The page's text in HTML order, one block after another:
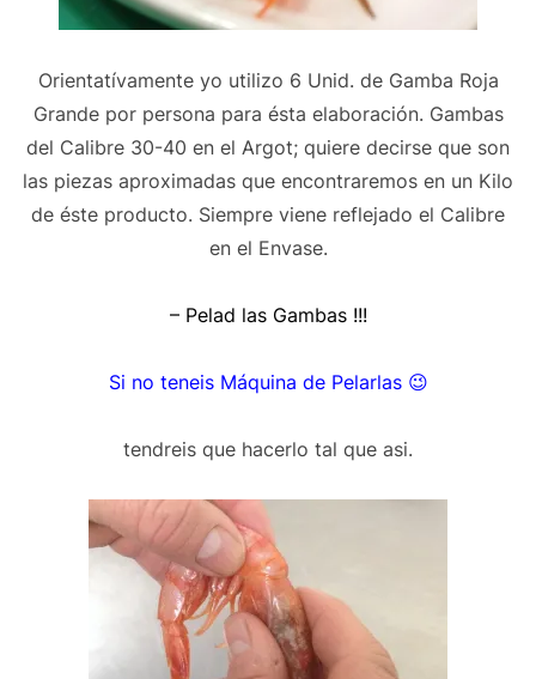
Orientatívamente yo utilizo 6 Unid. de Gamba Roja
Grande por persona para ésta elaboración. Gambas
del Calibre 30-40 en el Argot; quiere decirse que son
las piezas aproximadas que encontraremos en un Kilo
de éste producto. Siempre viene reflejado el Calibre
en el Envase.
– Pelad las Gambas !!!
Si no teneis Máquina de Pelarlas 😉
tendreis que hacerlo tal que asi.